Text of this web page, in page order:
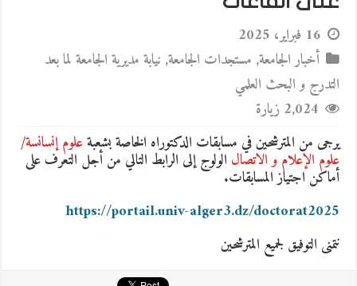
16 فبراير، 2025
أخبار الجامعة, مستجدات الجامعة, نيابة مديرية الجامعة لما بعد
التدرج و البحث العلمي
2,024 زيارة
يرجى من المترشحين في مسابقات الدكتوراه الخاصة بشعبةعلوم إنسانسة/
علوم الإعلام و الاتصال الولوج إلى الرابط التالي من أجل التعرف على
أماكن اجتياز المسابقات.
https://portail.univ-alger3.dz/doctorat2025
نتمنى التوفيق لجميع المترشحين